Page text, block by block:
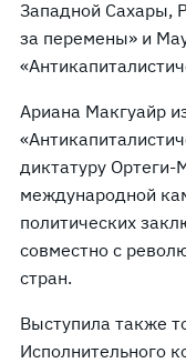
Западной Сахары,
за перемены» и
Ариана Макгуайр
диктатуру
международной
политических
совместно с
стран.
Выступила также
Исполнительного